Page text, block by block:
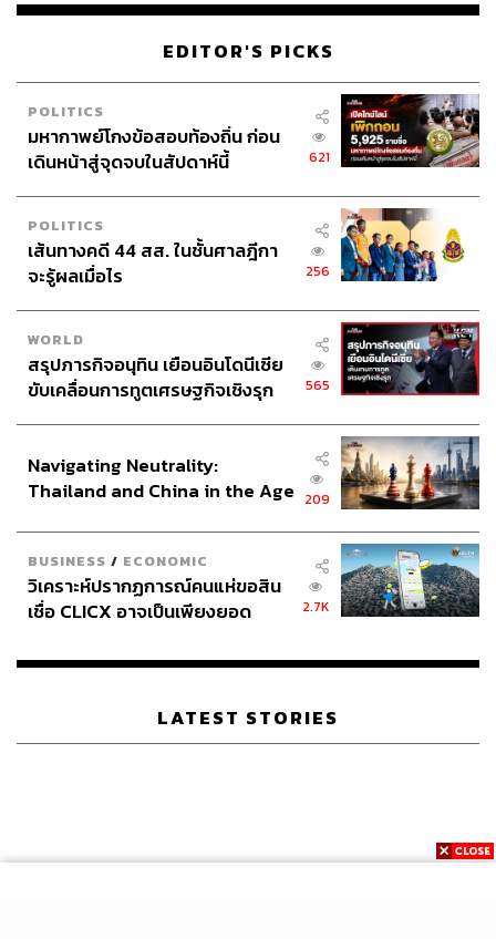
EDITOR'S PICKS
POLITICS
มหากาพย์โกงข้อสอบท้องถิ่น ก่อน
เดินหน้าสู่จุดจบในสัปดาห์นี้
621
POLITICS
เส้นทางคดี 44 สส. ในชั้นศาลฎีกา
จะรู้ผลเมื่อไร
256
WORLD
สรุปภารกิจอนุทิน เยือนอินโดนีเซีย
ขับเคลื่อนการทูตเศรษฐกิจเชิงรุก
565
Navigating Neutrality:
Thailand and China in the Age
209
BUSINESS / ECONOMIC
วิเคราะห์ปรากฏการณ์คนแห่ขอสิน
เชื่อ CLICX อาจเป็นเพียงยอด
เรือนไทยที่ถูกซุกไว้
2.7K
LATEST STORIES